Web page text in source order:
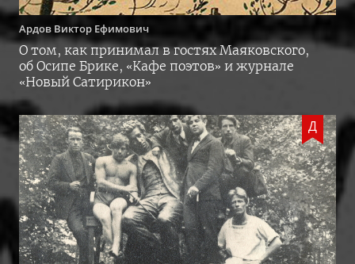
Ардов Виктор Ефимович
О том, как принимал в гостях Маяковского,
об Осипе Брике, «Кафе поэтов» и журнале
«Новый Сатирикон»
Д